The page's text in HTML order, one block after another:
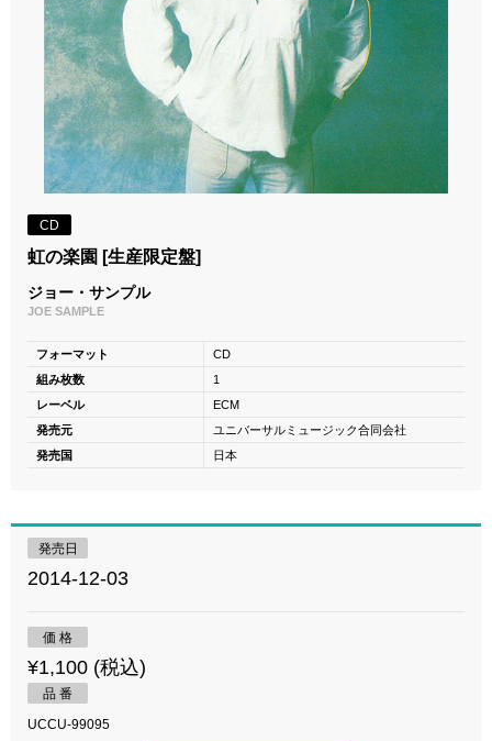
CD
虹の楽園 [生産限定盤]
ジョー・サンプル
JOE SAMPLE
フォーマット
CD
組み枚数
1
レーベル
ECM
発売元
ユニバーサルミュージック合同会社
発売国
日本
発売日
2014-12-03
価 格
¥1,100 (税込)
品 番
UCCU-99095